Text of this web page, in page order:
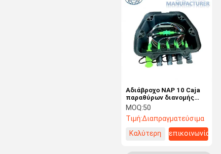
το ράφι τοποθετεί την επιτροπή μπαλωμάτων
Οριζόντιος διευθυντής καλωδίωνΑδιάβροχο NAP 10 Caja
παραθύρων διανομής
Ftth τύπων Huawei
MOQ:50
Τιμή:Διαπραγματεύσιμα
Καλύτερη
επικοινωνία